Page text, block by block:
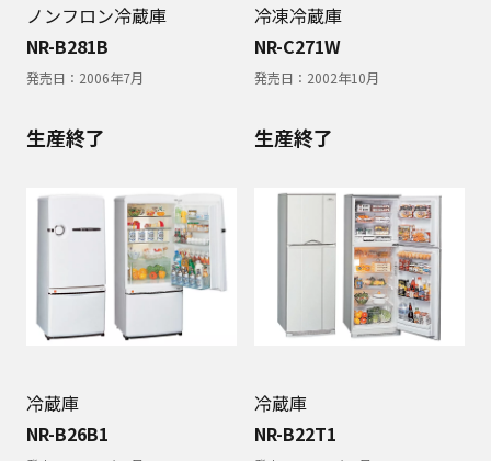
ノンフロン冷蔵庫
NR-B281B
発売日： 2006年7月
冷凍冷蔵庫
NR-C271W
発売日： 2002年10月
生産終了
冷蔵庫
NR-B26B1
生産終了
冷蔵庫
NR-B22T1